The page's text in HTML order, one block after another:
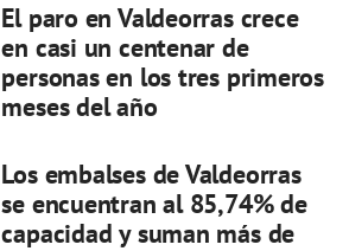
El paro en Valdeorras crece
en casi un centenar de
personas en los tres primeros
meses del año
Los embalses de Valdeorras
se encuentran al 85,74% de
capacidad y suman más de